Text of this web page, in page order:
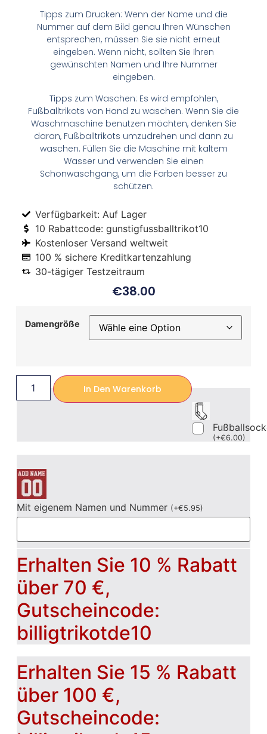
Tipps zum Drucken: Wenn der Name und die
Nummer auf dem Bild genau Ihren Wünschen
entsprechen, müssen Sie sie nicht erneut
eingeben. Wenn nicht, sollten Sie Ihren
gewünschten Namen und Ihre Nummer
eingeben.
Tipps zum Waschen: Es wird empfohlen,
Fußballtrikots von Hand zu waschen. Wenn Sie die
Waschmaschine benutzen möchten, denken Sie
daran, Fußballtrikots umzudrehen und dann zu
waschen. Füllen Sie die Maschine mit kaltem
Wasser und verwenden Sie einen
Schonwaschgang, um die Farben besser zu
schützen.
Verfügbarkeit: Auf Lager
10 Rabattcode: gunstigfussballtrikot10
Kostenloser Versand weltweit
100 % sichere Kreditkartenzahlung
30-tägiger Testzeitraum
€38.00
Damengröße
In Den Warenkorb
(+€6.00)
Mit eigenem Namen und Nummer (+€5.95)
Erhalten Sie 10 % Rabatt
über 70 €,
Gutscheincode:
billigtrikotde10
Erhalten Sie 15 % Rabatt
über 100 €,
Gutscheincode: